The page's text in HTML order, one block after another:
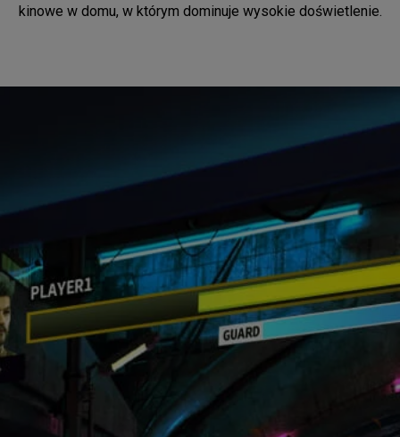
kinowe w domu, w którym dominuje wysokie doświetlenie.